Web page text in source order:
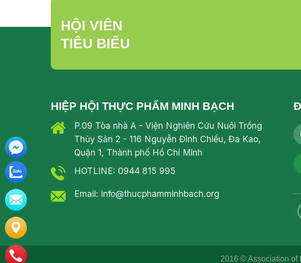
HỘI VIÊN
TIÊU BIỂU
HIỆP HỘI THỰC PHẨM MINH BẠCH
P.09 Tòa nhà A - Viện Nghiên Cứu Nuôi Trồng
Thủy Sản 2 - 116 Nguyễn Đình Chiểu, Đa Kao,
Quận 1, Thành phố Hồ Chí Minh
HOTLINE: 0944 815 995
Email: info@thucphamminhbach.org
2016 © Association of